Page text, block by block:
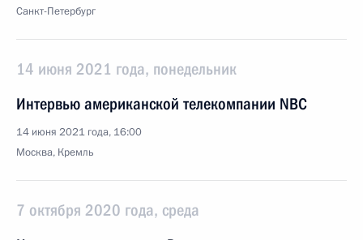
Санкт-Петербург
14 июня 2021 года, понедельник
Интервью американской телекомпании NBC
14 июня 2021 года, 16:00
Москва, Кремль
7 октября 2020 года, среда